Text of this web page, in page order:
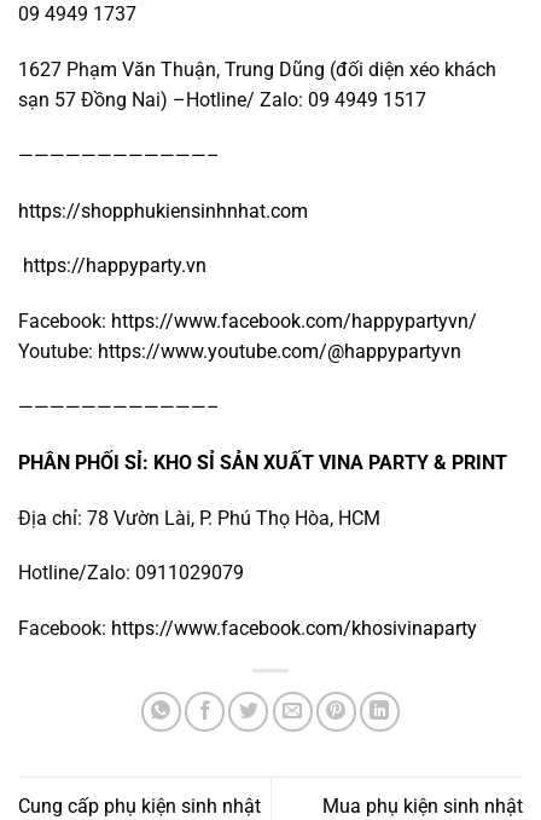
09 4949 1737
1627 Phạm Văn Thuận, Trung Dũng (đối diện xéo khách
sạn 57 Đồng Nai) –Hotline/ Zalo: 09 4949 1517
————————————–
https://shopphukiensinhnhat.com
https://happyparty.vn
Facebook: https://www.facebook.com/happypartyvn/
Youtube: https://www.youtube.com/@happypartyvn
————————————–
PHÂN PHỐI SỈ: KHO SỈ SẢN XUẤT VINA PARTY & PRINT
Địa chỉ: 78 Vườn Lài, P. Phú Thọ Hòa, HCM
Hotline/Zalo: 0911029079
Facebook: https://www.facebook.com/khosivinaparty
Cung cấp phụ kiện sinh nhật
Mua phụ kiện sinh nhật